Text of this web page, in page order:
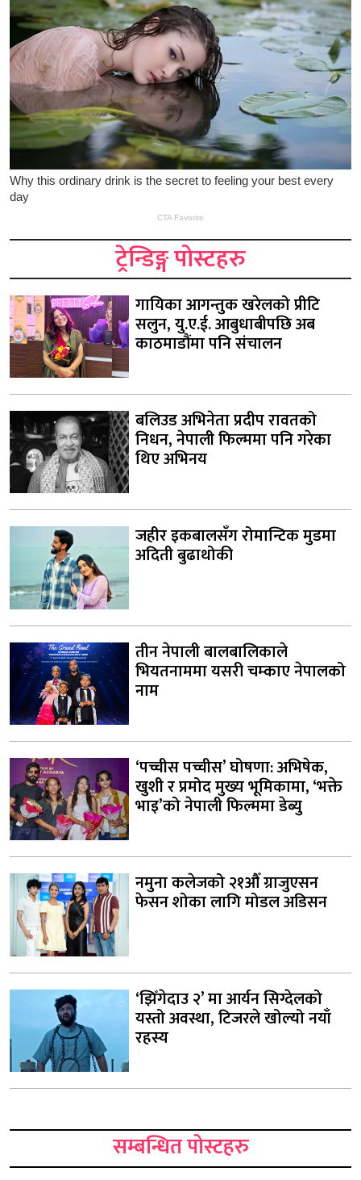
ट्रेन्डिङ्ग पोस्टहरु
गायिका आगन्तुक खरेलको प्रीटि
सलुन, यु.ए.ई. आबुधाबीपछि अब
काठमाडौंमा पनि संचालन
बलिउड अभिनेता प्रदीप रावतको
निधन, नेपाली फिल्ममा पनि गरेका
थिए अभिनय
जहीर इकबालसँग रोमान्टिक मुडमा
अदिती बुढाथोकी
तीन नेपाली बालबालिकाले
भियतनाममा यसरी चम्काए नेपालको
नाम
‘पच्चीस पच्चीस’ घोषणा: अभिषेक,
खुशी र प्रमोद मुख्य भूमिकामा, ‘भक्ते
भाइ’को नेपाली फिल्ममा डेब्यु
नमुना कलेजको २१औँ ग्राजुएसन
फेसन शोका लागि मोडल अडिसन
‘झिँगेदाउ २’ मा आर्यन सिग्देलको
यस्तो अवस्था, टिजरले खोल्यो नयाँ
रहस्य
सम्बन्धित पोस्टहरु